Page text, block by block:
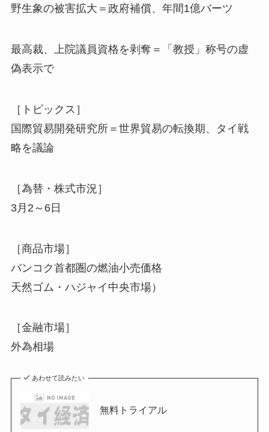
野生象の被害拡大＝政府補償、年間1億バーツ
最高裁、上院議員資格を剥奪＝「教授」称号の虚
偽表示で
［トピックス］
国際貿易開発研究所＝世界貿易の転換期、タイ戦
略を議論
［為替・株式市況］
3月2～6日
［商品市場］
バンコク首都圏の燃油小売価格
天然ゴム・ハジャイ中央市場）
［金融市場］
外為相場
あわせて読みたい
無料トライアル